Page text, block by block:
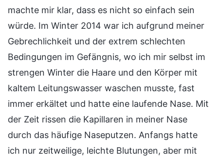
machte mir klar, dass es nicht so einfach sein
würde. Im Winter 2014 war ich aufgrund meiner
Gebrechlichkeit und der extrem schlechten
Bedingungen im Gefängnis, wo ich mir selbst im
strengen Winter die Haare und den Körper mit
kaltem Leitungswasser waschen musste, fast
immer erkältet und hatte eine laufende Nase. Mit
der Zeit rissen die Kapillaren in meiner Nase
durch das häufige Naseputzen. Anfangs hatte
ich nur zeitweilige, leichte Blutungen, aber mit